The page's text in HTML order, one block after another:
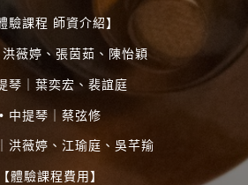
驗課程 師資介紹】
薇婷、張茵茹、陳怡穎
琴｜葉奕宏、裴誼庭
• 中提琴｜蔡弦修
洪薇婷、江瑜庭、吳芊羭
【體驗課程費用】